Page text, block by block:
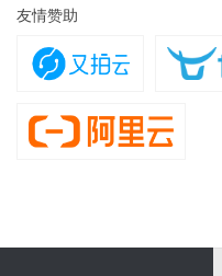
友情赞助